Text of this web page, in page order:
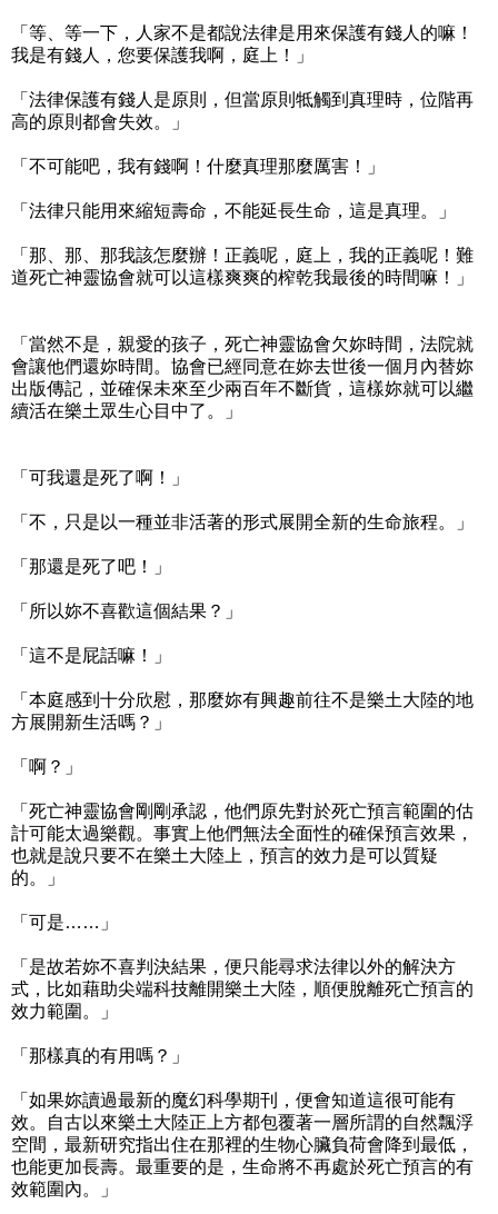
「等、等一下，人家不是都說法律是用來保護有錢人的嘛！
我是有錢人，您要保護我啊，庭上！」
「法律保護有錢人是原則，但當原則牴觸到真理時，位階再
高的原則都會失效。」
「不可能吧，我有錢啊！什麼真理那麼厲害！」
「法律只能用來縮短壽命，不能延長生命，這是真理。」
「那、那、那我該怎麼辦！正義呢，庭上，我的正義呢！難
道死亡神靈協會就可以這樣爽爽的榨乾我最後的時間嘛！」
「當然不是，親愛的孩子，死亡神靈協會欠妳時間，法院就
會讓他們還妳時間。協會已經同意在妳去世後一個月內替妳
出版傳記，並確保未來至少兩百年不斷貨，這樣妳就可以繼
續活在樂土眾生心目中了。」
「可我還是死了啊！」
「不，只是以一種並非活著的形式展開全新的生命旅程。」
「那還是死了吧！」
「所以妳不喜歡這個結果？」
「這不是屁話嘛！」
「本庭感到十分欣慰，那麼妳有興趣前往不是樂土大陸的地
方展開新生活嗎？」
「啊？」
「死亡神靈協會剛剛承認，他們原先對於死亡預言範圍的估
計可能太過樂觀。事實上他們無法全面性的確保預言效果，
也就是說只要不在樂土大陸上，預言的效力是可以質疑
的。」
「可是……」
「是故若妳不喜判決結果，便只能尋求法律以外的解決方
式，比如藉助尖端科技離開樂土大陸，順便脫離死亡預言的
效力範圍。」
「那樣真的有用嗎？」
「如果妳讀過最新的魔幻科學期刊，便會知道這很可能有
效。自古以來樂土大陸正上方都包覆著一層所謂的自然飄浮
空間，最新研究指出住在那裡的生物心臟負荷會降到最低，
也能更加長壽。最重要的是，生命將不再處於死亡預言的有
效範圍內。」